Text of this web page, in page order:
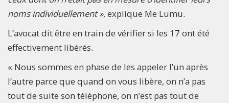
noms individuellement », explique Me Lumu.
L’avocat dit être en train de vérifier si les 17 ont été
effectivement libérés.
« Nous sommes en phase de les appeler l’un après
l’autre parce que quand on vous libère, on n’a pas
tout de suite son téléphone, on n’est pas tout de